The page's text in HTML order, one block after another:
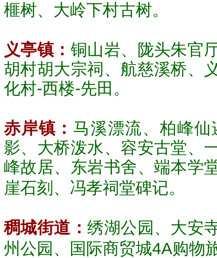
榧树、大岭下村古树。
义亭镇： 铜山岩、陇头朱官
胡村胡大宗祠、航慈溪桥、
化村-西楼-先田。
赤岸镇： 马溪漂流、柏峰
影、大桥泼水、容安古堂、
峰故居、东岩书舍、端本学
崖石刻、冯孝祠堂碑记。
稠城街道：绣湖公园、大安
州公园、国际商贸城4A购物